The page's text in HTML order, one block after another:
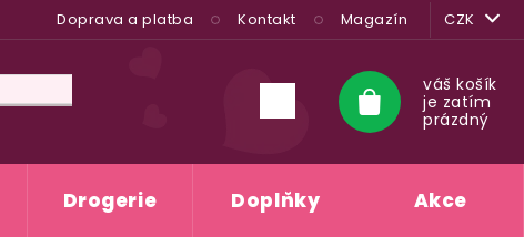
Doprava a platba Kontakt Magazín CZK
Nákupní
košík
váš košík
je zatím
prázdný
Drogerie Doplňky Akce